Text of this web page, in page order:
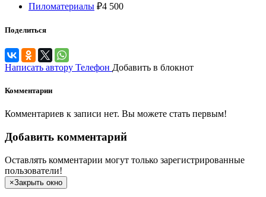
Пиломатериалы ₽4 500
Поделиться
Написать автору Телефон Добавить в блокнот
Комментарии
Комментариев к записи нет. Вы можете стать первым!
Добавить комментарий
Оставлять комментарии могут только зарегистрированные
пользователи!
×Закрыть окно